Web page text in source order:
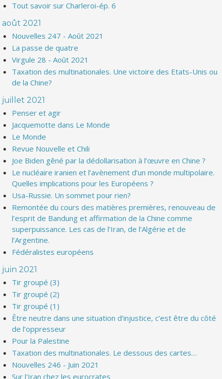
Tout savoir sur Charleroi-ép. 6
août 2021
Nouvelles 247 - Août 2021
La passe de quatre
Virgule 28 - Août 2021
Taxation des multinationales. Une victoire des Etats-Unis ou
de la Chine?
juillet 2021
Penser et agir
Jacquemotte dans Le Monde
Le Monde
Revue Nouvelle et Chili
Joe Biden gêné par la dédollarisation à l’œuvre en Chine ?
Le nucléaire iranien et l’avènement d’un monde multipolaire.
Quelles implications pour les Européens ?
Usa-Russie. Un sommet pour rien?
Remontée du cours des matières premières, renouveau de
l’esprit de Bandung et affirmation de la Chine comme
superpuissance. Les cas de l’Iran, de l’Algérie et de
l’Argentine.
Fédéralistes européens
juin 2021
Tir groupé (3)
Tir groupé (2)
Tir groupé (1)
Être neutre dans une situation d’injustice, c’est être du côté
de l’oppresseur
Pour la Palestine
Taxation des multinationales. Le dessous des cartes…
Nouvelles 246 - Juin 2021
Sur l'Iran chez les eurocrates